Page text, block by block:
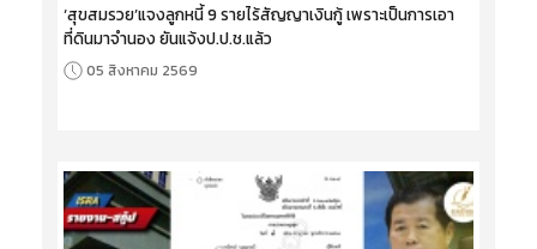
‘สุขสมรวย’แจงลูกหนี้ 9 รายไร้สัญญาเงินกู้ เพราะเป็นการเอา
ที่ดินมาจำนอง ยันแจ้งป.ป.ช.แล้ว
05 สิงหาคม 2569